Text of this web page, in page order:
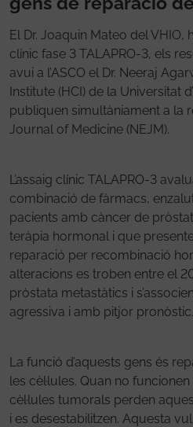
El Dr. Joaquin Mateo del VHIO,
clínic fase 3 TALAPRO-3, els
avui a l’ASCO el Dr. Neeraj
Institute (HCI) de la Universitat
publiquen simultàniament a la
Journal of Medicine (NEJM).
L’assaig clínic TALAPRO-3
combinació de fàrmacs,
pacients amb càncer de
teràpia hormonal i que
reparació per recombinació
alteracions es troben entre el
pròstata metastàtics i
agressiva i amb pitjor pronòstic.
La funció d’aquests gens és
les cèl·lules. Quan no
cèl·lules tumorals perden
i es desestabilitzen. Aquesta